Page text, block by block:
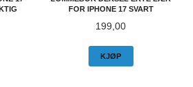
FOR IPHONE 17 SVART
Pris
199,00
KJØP